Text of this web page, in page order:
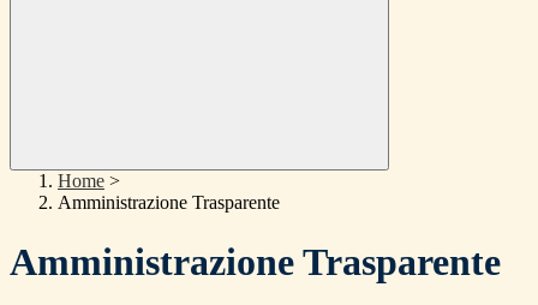
Home >
Amministrazione Trasparente
Amministrazione Trasparente